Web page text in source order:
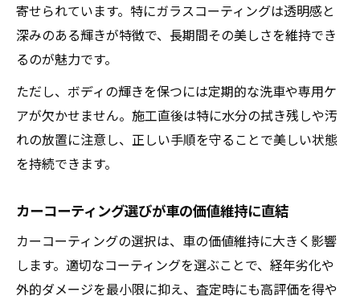
寄せられています。特にガラスコーティングは透明感と
深みのある輝きが特徴で、長期間その美しさを維持でき
るのが魅力です。
ただし、ボディの輝きを保つには定期的な洗車や専用ケ
アが欠かせません。施工直後は特に水分の拭き残しや汚
れの放置に注意し、正しい手順を守ることで美しい状態
を持続できます。
カーコーティング選びが車の価値維持に直結
カーコーティングの選択は、車の価値維持に大きく影響
します。適切なコーティングを選ぶことで、経年劣化や
外的ダメージを最小限に抑え、査定時にも高評価を得や